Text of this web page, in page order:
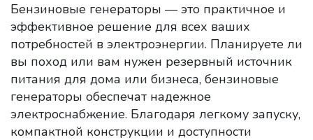
Бензиновые генераторы — это практичное и
эффективное решение для всех ваших
потребностей в электроэнергии. Планируете ли
вы поход или вам нужен резервный источник
питания для дома или бизнеса, бензиновые
генераторы обеспечат надежное
электроснабжение. Благодаря легкому запуску,
компактной конструкции и доступности